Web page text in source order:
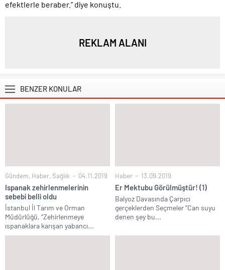
efektlerle beraber.” diye konuştu.
REKLAM ALANI
BENZER KONULAR
Gündem, Haber, Sağlık 04.11.2019
Ispanak zehirlenmelerinin
sebebi belli oldu
İstanbul İl Tarım ve Orman
Müdürlüğü, “Zehirlenmeye
ıspanaklara karışan yabancı...
Haber 13.09.2019
Er Mektubu Görülmüştür! (1)
Balyoz Davasında Çarpıcı
gerçeklerden Seçmeler “Can suyu
denen şey bu...